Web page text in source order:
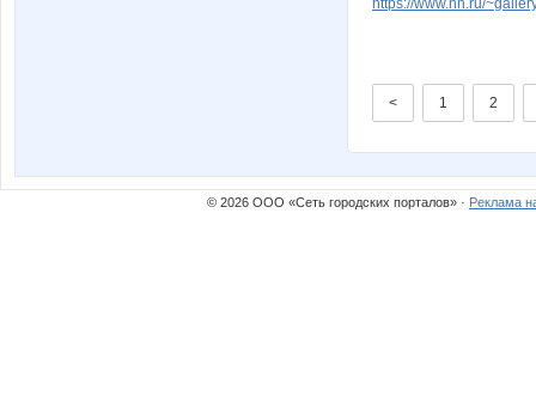
< 1 2
© 2026 ООО «Сеть городских порталов» · Реклама